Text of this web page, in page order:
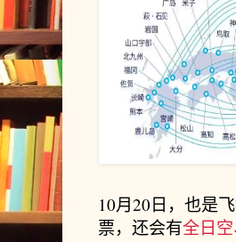
10月20日，也是
票，还会有全日